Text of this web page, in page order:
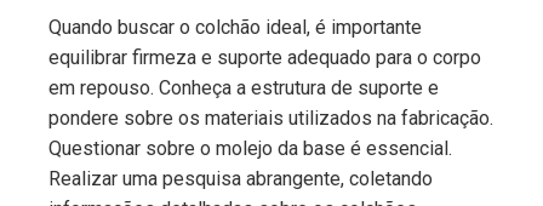
Quando buscar o colchão ideal, é importante
equilibrar firmeza e suporte adequado para o corpo
em repouso. Conheça a estrutura de suporte e
pondere sobre os materiais utilizados na fabricação.
Questionar sobre o molejo da base é essencial.
Realizar uma pesquisa abrangente, coletando